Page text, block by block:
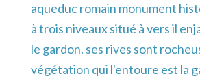
aqueduc romain monument
à trois niveaux situé à vers il
le gardon. ses rives sont
végétation qui l'entoure est la